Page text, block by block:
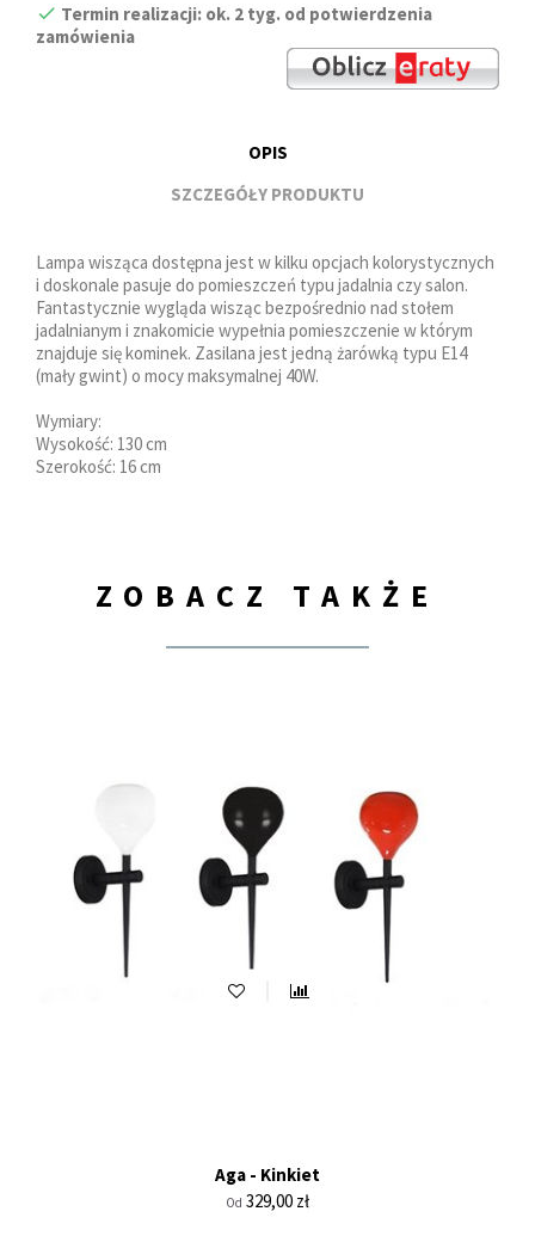
Termin realizacji: ok. 2 tyg. od potwierdzenia
zamówienia
OPIS
SZCZEGÓŁY PRODUKTU
Lampa wisząca dostępna jest w kilku opcjach kolorystycznych
i doskonale pasuje do pomieszczeń typu jadalnia czy salon.
Fantastycznie wygląda wisząc bezpośrednio nad stołem
jadalnianym i znakomicie wypełnia pomieszczenie w którym
znajduje się kominek. Zasilana jest jedną żarówką typu E14
(mały gwint) o mocy maksymalnej 40W.
Wymiary:
Wysokość: 130 cm
Szerokość: 16 cm
ZOBACZ TAKŻE
Aga - Kinkiet
Od Cena
329,00 zł